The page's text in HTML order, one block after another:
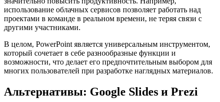
использование облачных сервисов позволяет работать над
проектами в команде в реальном времени, не теряя связи с
другими участниками.
В целом, PowerPoint является универсальным инструментом,
который сочетает в себе разнообразные функции и
возможности, что делает его предпочтительным выбором для
многих пользователей при разработке наглядных материалов.
Альтернативы: Google Slides и Prezi